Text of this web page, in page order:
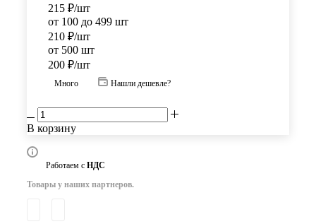
215 ₽/шт
от 100 до 499 шт
210 ₽/шт
от 500 шт
200 ₽/шт
Много Нашли дешевле?
В корзину
Работаем с НДС
Товары у наших партнеров.